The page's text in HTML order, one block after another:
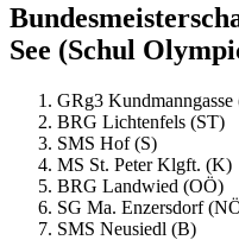
See (Schul
GRg3 Kundmanngasse
BRG Lichtenfels (ST)
SMS Hof (S)
MS St. Peter Klgft. (K)
BRG Landwied (OÖ)
SG Ma. Enzersdorf
SMS Neusiedl (B)